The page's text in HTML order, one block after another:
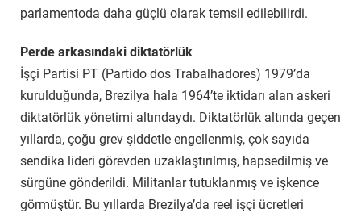
parlamentoda daha güçlü olarak temsil edilebilirdi.
Perde arkasındaki diktatörlük
İşçi Partisi PT (Partido dos Trabalhadores) 1979’da
kurulduğunda, Brezilya hala 1964’te iktidarı alan askeri
diktatörlük yönetimi altındaydı. Diktatörlük altında geçen
yıllarda, çoğu grev şiddetle engellenmiş, çok sayıda
sendika lideri görevden uzaklaştırılmış, hapsedilmiş ve
sürgüne gönderildi. Militanlar tutuklanmış ve işkence
görmüştür. Bu yıllarda Brezilya’da reel işçi ücretleri